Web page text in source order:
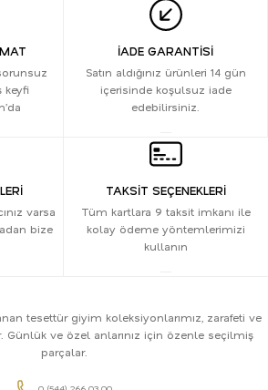
keyfi
İADE GARANTİSİ
Satın aldığınız ürünleri 14 gün
içerisinde koşulsuz iade
edebilirsiniz.
varsa
bize
TAKSİT SEÇENEKLERİ
Tüm kartlara 9 taksit imkanı ile
kolay ödeme yöntemlerimizi
kullanın
tesettür giyim koleksiyonlarımız, zarafeti ve
Günlük ve özel anlarınız için özenle seçilmiş
parçalar.